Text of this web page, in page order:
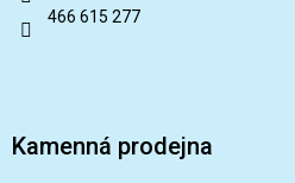
466 615 277
Kamenná prodejna